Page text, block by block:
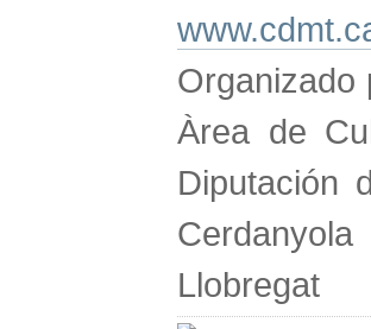
Organizado
Àrea de
Diputación
Llobregat